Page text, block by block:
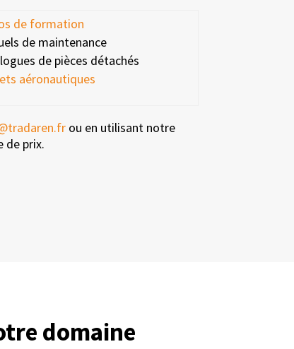
de formation
de maintenance
de pièces détachés
aéronautiques
ou en utilisant notre
de prix.
domaine